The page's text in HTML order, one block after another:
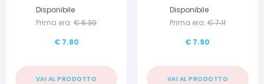
Disponibile
Prima era: €6.39
€ 7.80
VAI AL PRODOTTO
CREMA IDRATANTE +
SPUGNETTA BAGNO
Disponibile
Prima era: €7.11
€ 7.90
VAI AL PRODOTTO